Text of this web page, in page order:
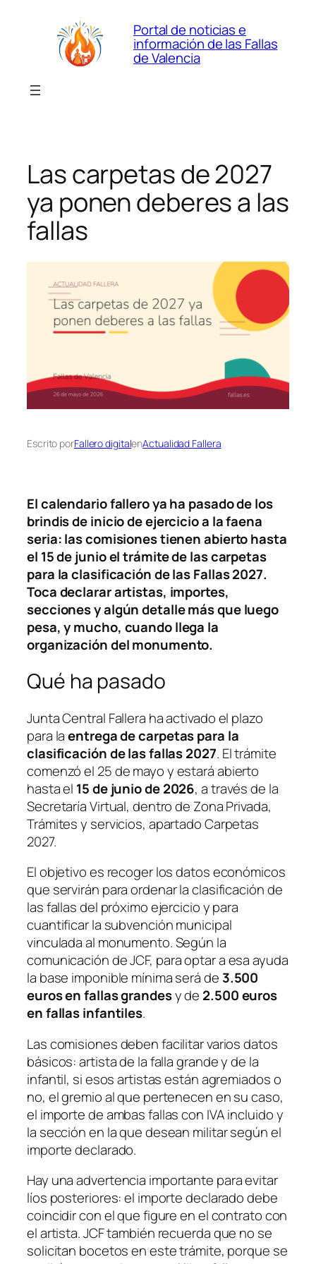
contenido
Portal de noticias e
información de las Fallas
de Valencia
Las carpetas de 2027
ya ponen deberes a las
fallas
Escrito porFallero digitalenActualidad Fallera
El calendario fallero ya ha pasado de los
brindis de inicio de ejercicio a la faena
seria: las comisiones tienen abierto hasta
el 15 de junio el trámite de las carpetas
para la clasificación de las Fallas 2027.
Toca declarar artistas, importes,
secciones y algún detalle más que luego
pesa, y mucho, cuando llega la
organización del monumento.
Qué ha pasado
Junta Central Fallera ha activado el plazo
para laentrega de carpetas para la
clasificación de las fallas 2027. El trámite
comenzó el 25 de mayo y estará abierto
hasta el 15 de junio de 2026, a través de la
Secretaría Virtual, dentro de Zona Privada,
Trámites y servicios, apartado Carpetas
2027.
El objetivo es recoger los datos económicos
que servirán para ordenar la clasificación de
las fallas del próximo ejercicio y para
cuantificar la subvención municipal
vinculada al monumento. Según la
comunicación de JCF, para optar a esa ayuda
la base imponible mínima será de 3.500
euros en fallas grandesy de 2.500 euros
en fallas infantiles.
Las comisiones deben facilitar varios datos
básicos: artista de la falla grande y de la
infantil, si esos artistas están agremiados o
no, el gremio al que pertenecen en su caso,
el importe de ambas fallas con IVA incluido y
la sección en la que desean militar según el
importe declarado.
Hay una advertencia importante para evitar
líos posteriores: el importe declarado debe
coincidir con el que figure en el contrato con
el artista. JCF también recuerda que no se
solicitan bocetos en este trámite, porque se